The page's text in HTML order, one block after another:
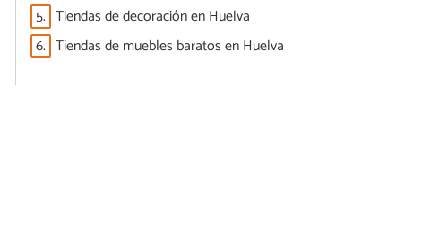
5. Tiendas de decoración en Huelva
6. Tiendas de muebles baratos en Huelva